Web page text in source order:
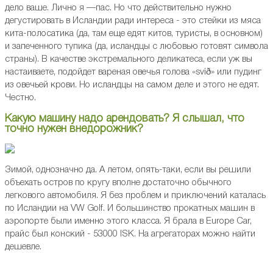
дело ваше. Лично я —пас. Но что действительно нужно
дегустировать в Исландии ради интереса - это стейки из мяса
кита-полосатика (да, там еще едят китов, туристы, в основном)
и запеченного тупика (да, исландцы с любовью готовят символа
страны). В качестве экстремального деликатеса, если уж вы
настаиваете, подойдет вареная овечья голова «svið» или пудинг
из овечьей крови. Но исландцы на самом деле и этого не едят.
Честно.
Какую машину надо арендовать? Я слышал, что
точно нужен внедорожник?
Зимой, однозначно да. А летом, опять-таки, если вы решили
объехать остров по кругу вполне достаточно обычного
легкового автомобиля. Я без проблем и приключений каталась
по Исландии на VW Golf. И большинство прокатных машин в
аэропорте были именно этого класса. Я брала в Europe Car,
прайс был конский - 53000 ISK. На агрегаторах можно найти
дешевле.